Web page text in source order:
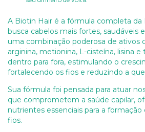
A Biotin Hair é a fórmula completa da
busca cabelos mais fortes, saudáveis
uma combinação poderosa de ativos
arginina, metionina, L-cisteína, lisina
dentro para fora, estimulando o
fortalecendo os fios e reduzindo a
Sua fórmula foi pensada para atuar
que comprometem a saúde capilar,
nutrientes essenciais para a
fios.